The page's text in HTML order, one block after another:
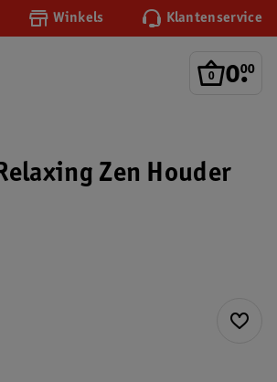
Winkels Klantenservice
0.
00
Zen Houder